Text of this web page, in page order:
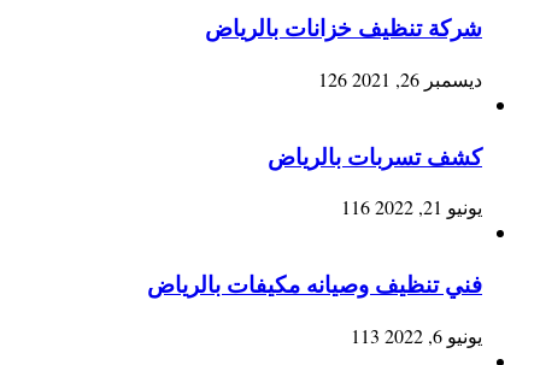
شركة تنظيف خزانات بالرياض
ديسمبر 26, 2021 126
كشف تسربات بالرياض
يونيو 21, 2022 116
فني تنظيف وصيانه مكيفات بالرياض
يونيو 6, 2022 113